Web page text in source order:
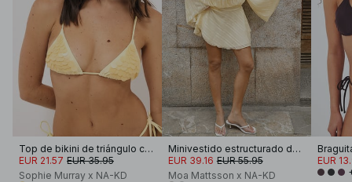
Top de bikini de triángulo con lentejuelas
EUR 21.57 EUR 35.95
Sophie Murray x NA-KD
Minivestido estructurado de manga ancha
EUR 39.16 EUR 55.95
Moa Mattsson x NA-KD
EUR